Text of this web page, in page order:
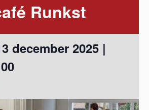
Runkst
december 2025 |